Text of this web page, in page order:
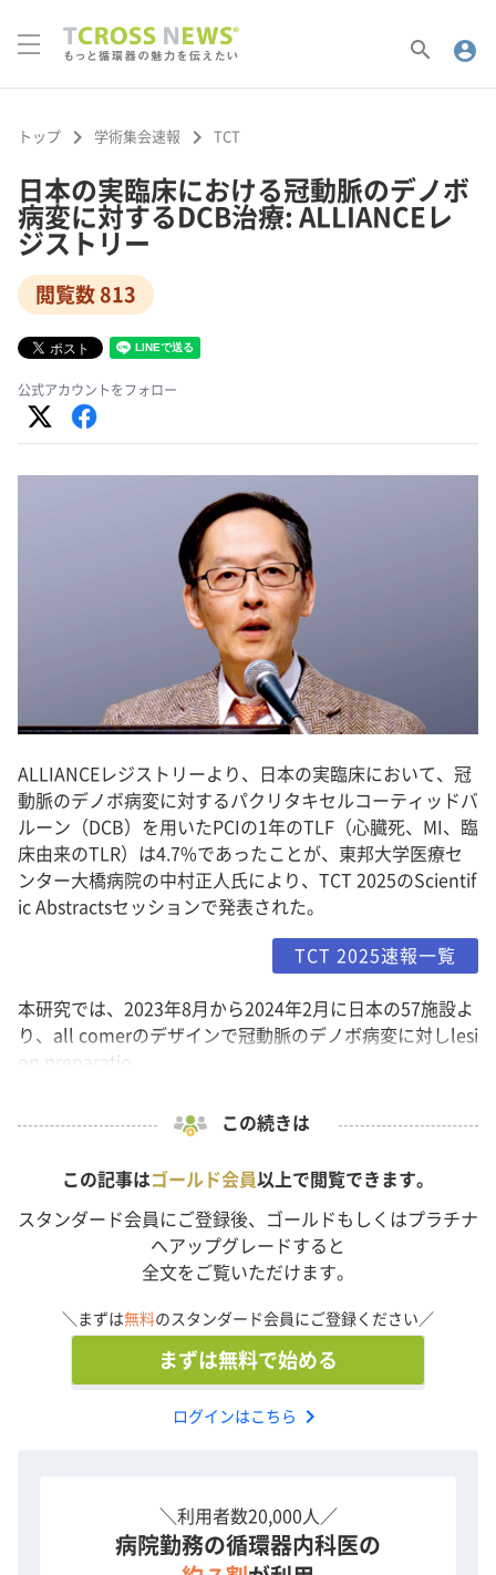
search account_circle
トップ keyboard_arrow_right 学術集会速報 keyboard_arrow_right TCT
日本の実臨床における冠動脈のデノボ
病変に対するDCB治療: ALLIANCEレ
ジストリー
閲覧数 813
公式アカウントをフォロー
ALLIANCEレジストリーより、日本の実臨床において、冠
動脈のデノボ病変に対するパクリタキセルコーティッドバ
ルーン（DCB）を用いたPCIの1年のTLF（心臓死、MI、臨
床由来のTLR）は4.7%であったことが、東邦大学医療セ
ンター大橋病院の中村正人氏により、TCT 2025のScientif
ic Abstractsセッションで発表された。
TCT 2025速報一覧
本研究では、2023年8月から2024年2月に日本の57施設よ
り、all comerのデザインで冠動脈のデノボ病変に対しlesi
on preparatio...
この続きは
この記事はゴールド会員以上で閲覧できます。
スタンダード会員にご登録後、ゴールドもしくはプラチナ
へアップグレードすると
全文をご覧いただけます。
＼まずは無料のスタンダード会員にご登録ください／
まずは無料で始める
ログインはこちら chevron_right
＼利用者数20,000人／
病院勤務の循環器内科医の